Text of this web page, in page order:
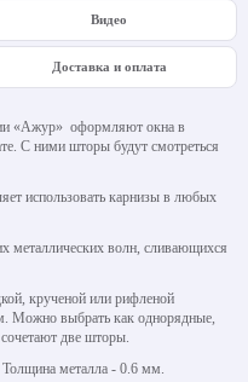
Видео
Доставка и оплата
«Ажур» оформляют окна в
С ними шторы будут смотреться
использовать карнизы в любых
металлических волн, сливающихся
крученой или рифленой
Можно выбрать как однорядные,
две шторы.
металла - 0.6 мм.